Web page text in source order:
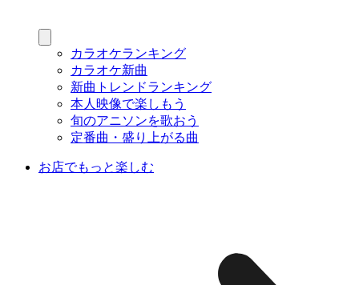
カラオケランキング
カラオケ新曲
新曲トレンドランキング
本人映像で楽しもう
旬のアニソンを歌おう
定番曲・盛り上がる曲
お店でもっと楽しむ